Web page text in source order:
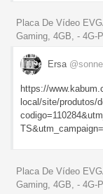
Placa De Vídeo
Gaming, 4GB, - 4G-
Ersa
https://
local/site/produtos/
Placa De Vídeo
Gaming, 4GB, - 4G-